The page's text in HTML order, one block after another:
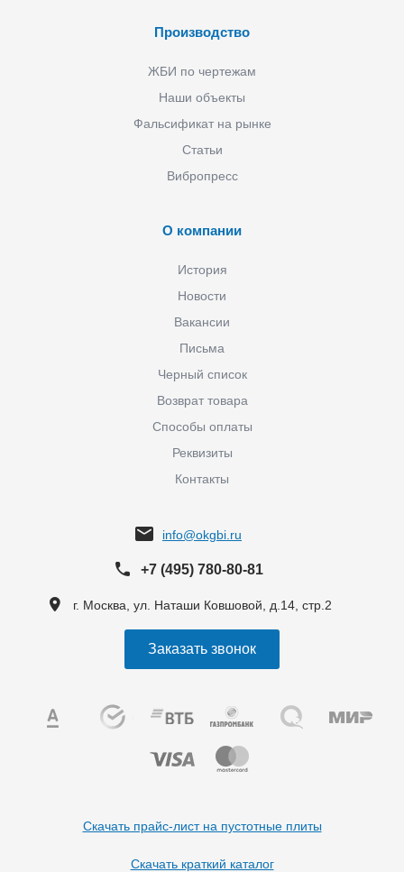
Производство
ЖБИ по чертежам
Наши объекты
Фальсификат на рынке
Статьи
Вибропресс
О компании
История
Новости
Вакансии
Письма
Черный список
Возврат товара
Способы оплаты
Реквизиты
Контакты
info@okgbi.ru
+7 (495) 780-80-81
г. Москва, ул. Наташи Ковшовой, д.14, стр.2
Заказать звонок
Скачать прайс-лист на пустотные плиты
Скачать краткий каталог